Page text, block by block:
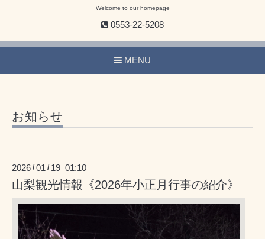
Welcome to our homepage
0553-22-5208
MENU
お知らせ
2026 /01 / 19 01:10
山梨観光情報《2026年小正月行事の紹介》